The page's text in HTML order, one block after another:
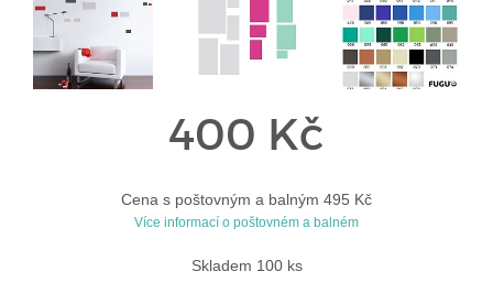
400 Kč
Cena s poštovným a balným 495 Kč
Více informací o poštovném a balném
Skladem 100 ks